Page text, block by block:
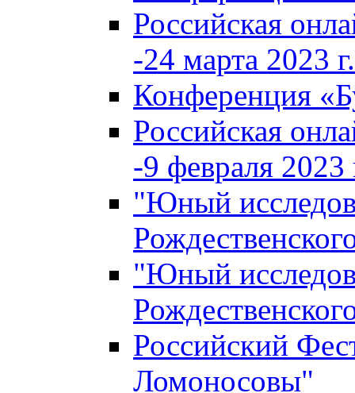
Российская
-24 марта 2023
Конференция
Российская
-9 февраля 2023
"Юный
"Юный
Российский
Ломоносовы"